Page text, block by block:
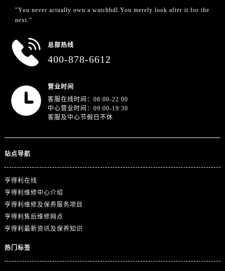
浙江省丽水市莲都区解放街售后服务中心（需提前预约）
广东省惠州市惠城区江北文昌一路7号华贸大厦1座30层3005室售后服务中心（需提前预约）
"You never actually own a watchhdl.You merely look after it for the
next."
总部热线
400-878-6612
营业时间
客服在线时间：08:00-22:00
中心营业时间：09:00-19:30
客服及中心节假日不休
站点导航
亨得利在线
亨得利维修中心介绍
亨得利维修及保养服务项目
亨得利售后维修网点
亨得利最新资讯及保养知识
热门标签